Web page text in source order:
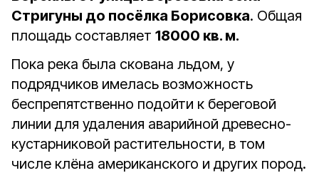
Стригуны до посёлка Борисовка. Общая
площадь составляет 18000 кв. м.
Пока река была скована льдом, у
подрядчиков имелась возможность
беспрепятственно подойти к береговой
линии для удаления аварийной древесно-
кустарниковой растительности, в том
числе клёна американского и других пород.